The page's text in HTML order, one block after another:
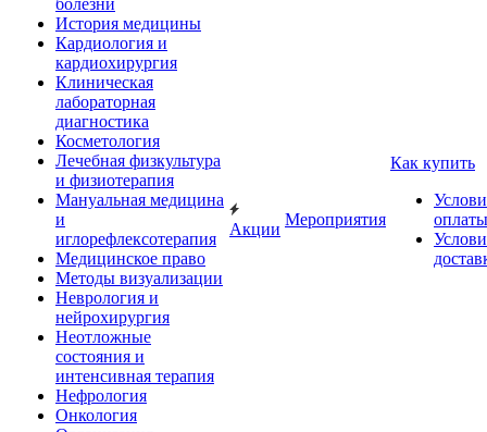
болезни
История медицины
Кардиология и
кардиохирургия
Клиническая
лабораторная
диагностика
Косметология
Лечебная физкультура
и физиотерапия
Мануальная медицина
и
иглорефлексотерапия
Медицинское право
Методы визуализации
Неврология и
нейрохирургия
Неотложные
состояния и
интенсивная терапия
Нефрология
Онкология
Акции
Мероприятия
Как купить
оплаты